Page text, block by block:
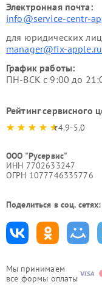
Мы принимаем
все формы оплаты
Электронная почта:
info@service-centr-
для юридических лиц
manager@fix-apple.ru
График работы:
ПН-ВСК с 9:00 до
Рейтинг сервисного
4.9-5.0
ООО "Русервис"
ИНН 7702633247
ОГРН 1077746335776
Поделиться в соц. сетях: